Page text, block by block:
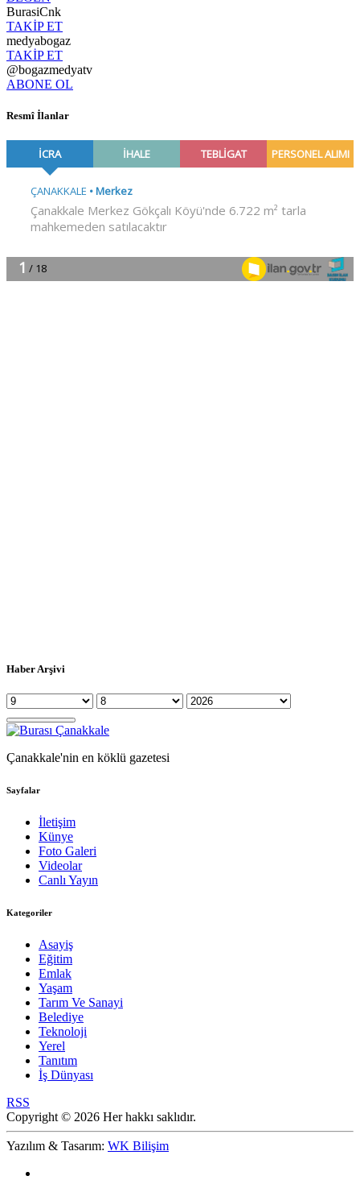
BurasiCnk
TAKİP ET
medyabogaz
TAKİP ET
@bogazmedyatv
ABONE OL
Resmî İlanlar
Haber Arşivi
Çanakkale'nin en köklü gazetesi
Sayfalar
İletişim
Künye
Foto Galeri
Videolar
Canlı Yayın
Kategoriler
Asayiş
Eğitim
Emlak
Yaşam
Tarım Ve Sanayi
Belediye
Teknoloji
Yerel
Tanıtım
İş Dünyası
RSS
Copyright © 2026 Her hakkı saklıdır.
Yazılım & Tasarım: WK Bilişim